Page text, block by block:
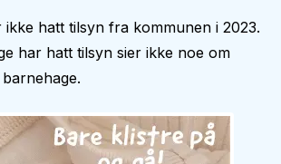
ikke hatt tilsyn fra kommunen i 2023.
har hatt tilsyn sier ikke noe om